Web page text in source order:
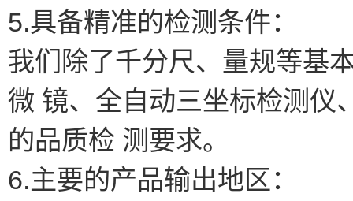
5.具备精准的检测条件：
我们除了千分尺、量规等基
微 镜、全自动三坐标检测仪
的品质检 测要求。
6.主要的产品输出地区：